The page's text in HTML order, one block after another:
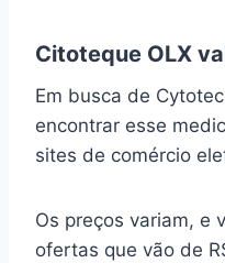
Citoteque OLX
Em busca de
encontrar esse
sites de comércio
Os preços variam, e
ofertas que vão de